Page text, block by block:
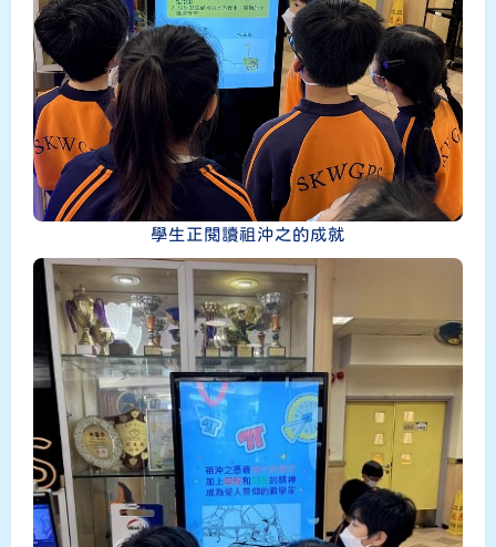
學生正閱讀祖沖之的成就